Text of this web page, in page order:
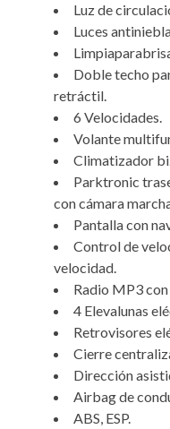
Luz de
Luces
Doble techo
retráctil.
6 Velocidades.
Volante
Climatizador
Parktronic
con cámara
Pantalla con
Control de
velocidad.
Radio MP3
4 Elevalunas
Retrovisores
Cierre
Dirección
Airbag de
ABS, ESP.